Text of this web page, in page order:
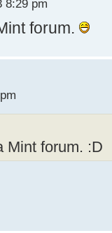
8:29 pm
forum.
Mint forum. :D